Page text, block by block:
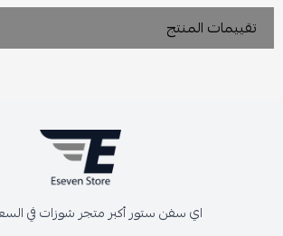
تقييمات المنتج
اي سفن ستور أكبر متجر شوزات في